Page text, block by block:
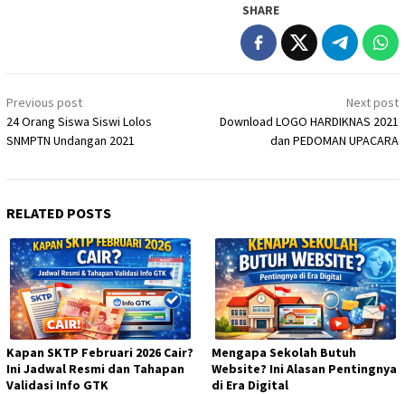
SHARE
Post
navigation
Previous post
24 Orang Siswa Siswi Lolos
SNMPTN Undangan 2021
Next post
Download LOGO HARDIKNAS 2021
dan PEDOMAN UPACARA
RELATED POSTS
Kapan SKTP Februari 2026 Cair?
Ini Jadwal Resmi dan Tahapan
Validasi Info GTK
Mengapa Sekolah Butuh
Website? Ini Alasan Pentingnya
di Era Digital